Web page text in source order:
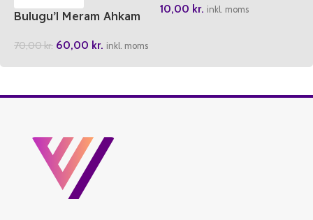
Bulugu’l Meram Ahkam
70,00kr. 60,00 kr. inkl. moms
10,00 kr. inkl. moms